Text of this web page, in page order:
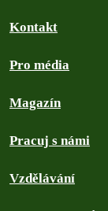
Kontakt
Pro média
Magazín
Pracuj s námi
Vzdělávání